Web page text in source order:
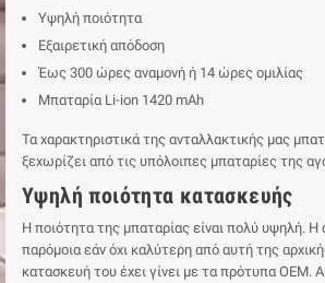
Υψηλή ποιότητα
Εξαιρετική απόδοση
Έως 300 ώρες αναμονή ή 14 ώρες ομιλίας
Μπαταρία Li-ion 1420 mAh
Τα χαρακτηριστικά της ανταλλακτικής μας
ξεχωρίζει από τις υπόλοιπες μπαταρίες της
Υψηλή ποιότητα κατασκευής
Η ποιότητα της μπαταρίας είναι πολύ υψηλή. Η
παρόμοια εάν όχι καλύτερη από αυτή της
κατασκευή του έχει γίνει με τα πρότυπα ΟΕΜ.